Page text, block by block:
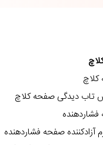
تاب دیدگی صفحه کلاچ
آزادکننده صفحه فشاردهنده